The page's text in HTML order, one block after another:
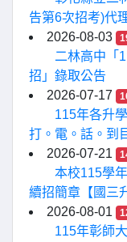
告第6次招考)代
2026-08-03
二林高中「
招」錄取公告
2026-07-17
115年各升
打。電。話。到
2026-07-21
本校115學
續招簡章【國三
2026-08-01
115年彰師